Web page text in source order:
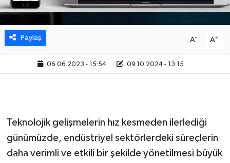
Paylaş A- A+
06.06.2023 - 15:54 09.10.2024 - 13:15
Teknolojik gelişmelerin hız kesmeden ilerlediği
günümüzde, endüstriyel sektörlerdeki süreçlerin
daha verimli ve etkili bir şekilde yönetilmesi büyük